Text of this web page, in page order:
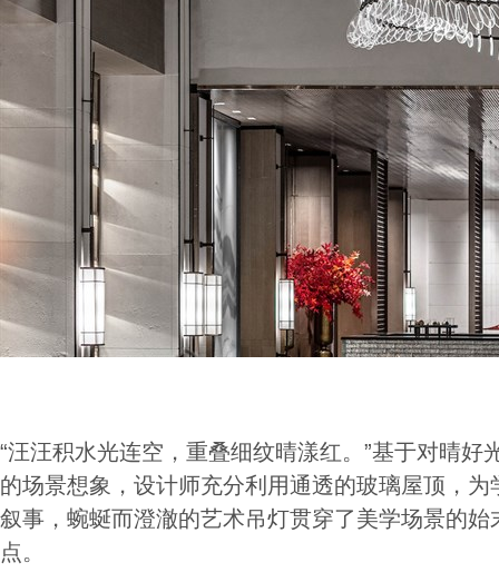
“汪汪积水光连空，重叠细纹晴漾红。”基于对晴好
的场景想象，设计师充分利用通透的玻璃屋顶，
叙事，蜿蜒而澄澈的艺术吊灯贯穿了美学场景的
点。